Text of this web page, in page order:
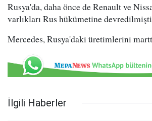
Rusya'da, daha önce de Renault ve
varlıkları Rus hükümetine
Mercedes, Rusya'daki üretimlerini
İlgili Haberler